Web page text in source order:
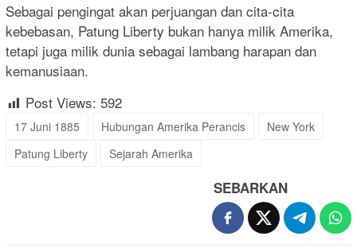
Sebagai pengingat akan perjuangan dan cita-cita
kebebasan, Patung Liberty bukan hanya milik Amerika,
tetapi juga milik dunia sebagai lambang harapan dan
kemanusiaan.
Post Views: 592
17 Juni 1885 Hubungan Amerika Perancis
New York
Patung Liberty
Sejarah Amerika
SEBARKAN